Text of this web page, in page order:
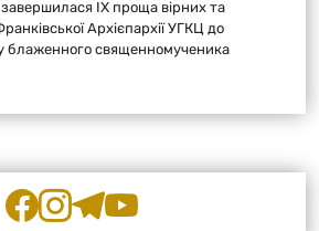
ІХ проща вірних та
Архієпархії УГКЦ до
блаженного священномученика